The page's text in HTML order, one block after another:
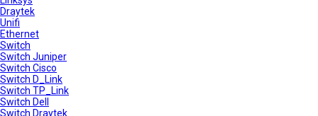
Draytek
Unifi
Ethernet
Switch
Switch Juniper
Switch Cisco
Switch D_Link
Switch TP_Link
Switch Dell
Switch Draytek